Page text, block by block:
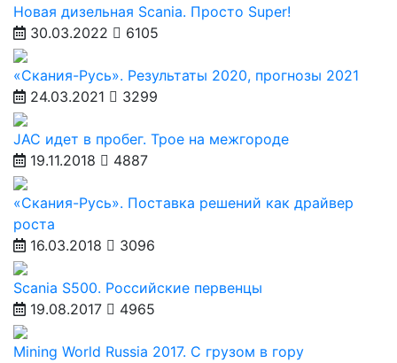
Новая дизельная Scania. Просто Super!
30.03.2022
6105
«Скания-Русь». Результаты 2020, прогнозы 2021
24.03.2021
3299
JAC идет в пробег. Трое на межгороде
19.11.2018
4887
«Скания-Русь». Поставка решений как драйвер
роста
16.03.2018
3096
Scania S500. Российские первенцы
19.08.2017
4965
Mining World Russia 2017. С грузом в гору